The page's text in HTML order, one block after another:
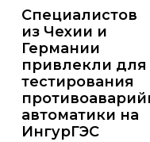
Специалистов
из Чехии и
Германии
привлекли для
тестирования
автоматики на
ИнгурГЭС